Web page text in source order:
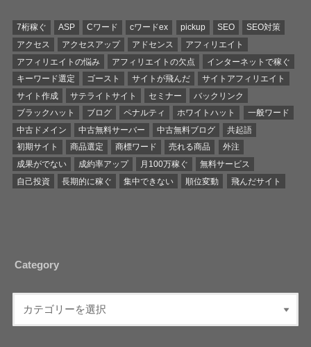
7桁稼ぐ ASP Cワード cワードex pickup SEO
SEO対策
アクセス
アクセスアップ アドセンス
アフィリエイト
アフィリエイトの悩み
アフィリエイトの欠点
インターネットで稼ぐ
キーワード選定
ゴースト サイトが飛んだ
サイトアフィリエイト
サイト作成
サテライトサイト セミナー
バックリンク
ブラックハット
ブログ ペナルティ ホワイトハット
一般ワード
中古ドメイン
中古無料サーバー 中古無料ブログ
共起語
初期サイト
商品選定 商標ワード 売れる商品
外注
成果がでない
成約率アップ 月100万稼ぐ
無料サービス
自己投資
長期的に稼ぐ 集中できない 順位変動 飛んだサイト
Category